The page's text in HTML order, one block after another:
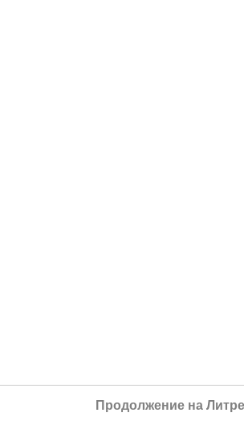
Продолжение на